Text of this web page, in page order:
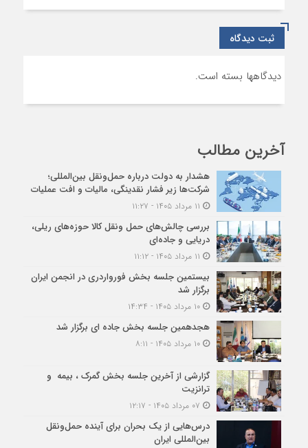
ثبت دیدگاه
دیدگاهها بسته است.
آخرین مطالب
هشدار به دولت درباره حمل‌ونقل بین‌المللی؛
شرکت‌ها زیر فشار نقدینگی، مالیات و افت عملیات
بررسی چالش‌های حمل ونقل کالا حوزه‌های ریلی،
دریایی و جاده‌ای
بیستمین جلسه بخش فورواردری در انجمن ایران
برگزار شد
۱۰ مرداد ۱۴۰۵ - ۱۴:۳۴
هجدهمین جلسه بخش جاده ای برگزار شد
۱۰ مرداد ۱۴۰۵ - ۸:۱۱
گزارشی از آخرین جلسه بخش گمرک ، بیمه و
ترانزیت
درس‌هایی از یک بحران برای آینده حمل‌ونقل
بین‌المللی ایران